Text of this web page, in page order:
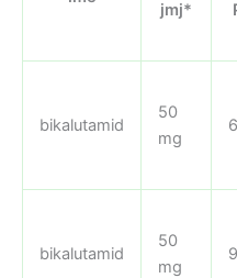
jmj*
bikalutamid
50
mg
bikalutamid
50
mg